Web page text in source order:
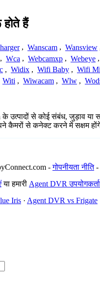
हैं
, Wanscam , Wansview
, Wca , Webcamxp , Webeye ,
, Widix , Wifi Baby , Wifi Mi
Witi , Wiwacam , Wlw ,
उत्पादों से कोई संबंध, जुड़ाव या
कैमरों से कनेक्ट करने में सक्षम
-गोपनीयता नीति-
या हमारी Agent DVR
Iris · Agent DVR vs Frigate